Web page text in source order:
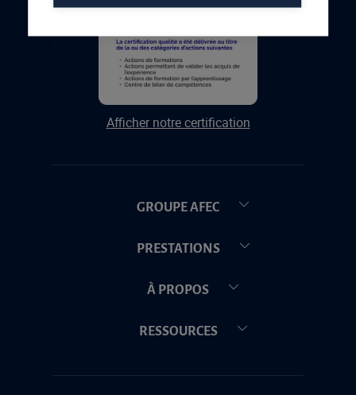
Afficher notre certification
GROUPE AFEC
PRESTATIONS
À PROPOS
RESSOURCES